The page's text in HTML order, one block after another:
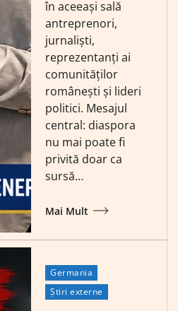
în aceeași sală
antreprenori,
jurnaliști,
reprezentanți ai
comunităților
românești și lideri
politici. Mesajul
central: diaspora
nu mai poate fi
privită doar ca
sursă…
Mai Mult
Germania
Știri externe